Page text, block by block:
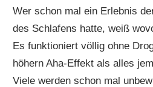
Wer schon mal ein Erlebnis
des Schlafens hatte, weiß
Es funktioniert völlig ohne
höhern Aha-Effekt als alles
Viele werden schon mal